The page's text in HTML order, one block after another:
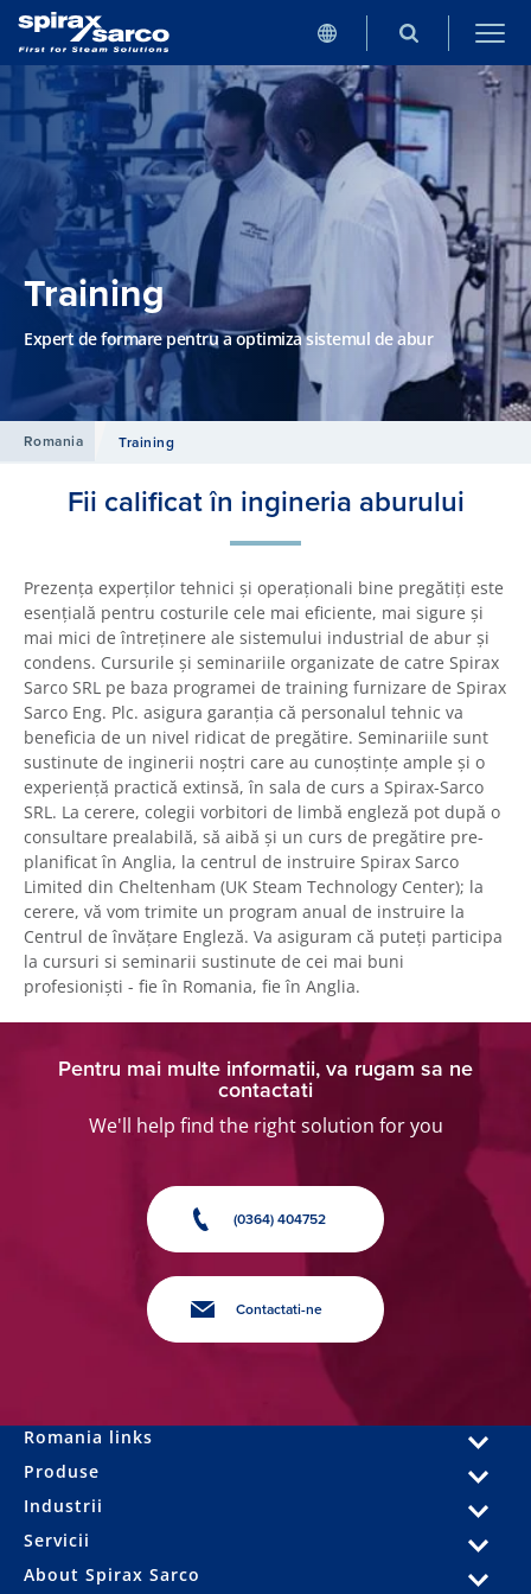
Training
Expert de formare pentru a optimiza sistemul de abur
Romania Training
Fii calificat în ingineria aburului
Prezența experților tehnici și operaționali bine pregătiți este
esențială pentru costurile cele mai eficiente, mai sigure și
mai mici de întreținere ale sistemului industrial de abur și
condens. Cursurile și seminariile organizate de catre Spirax
Sarco SRL pe baza programei de training furnizare de Spirax
Sarco Eng. Plc. asigura garanția că personalul tehnic va
beneficia de un nivel ridicat de pregătire. Seminariile sunt
sustinute de inginerii noștri care au cunoștințe ample și o
experiență practică extinsă, în sala de curs a Spirax-Sarco
SRL. La cerere, colegii vorbitori de limbă engleză pot după o
consultare prealabilă, să aibă și un curs de pregătire pre-
planificat în Anglia, la centrul de instruire Spirax Sarco
Limited din Cheltenham (UK Steam Technology Center); la
cerere, vă vom trimite un program anual de instruire la
Centrul de învățare Engleză. Va asiguram că puteți participa
la cursuri si seminarii sustinute de cei mai buni
profesioniști - fie în Romania, fie în Anglia.
Pentru mai multe informatii, va rugam sa ne
contactati
We'll help find the right solution for you
(0364) 404752
Contactati-ne
Romania links
Produse
Industrii
Servicii
About Spirax Sarco